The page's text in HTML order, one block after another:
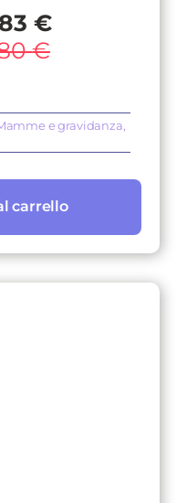
€
Il
prezzo
19,80 €.
€
Il
prezzo
16,83 €.
e gravidanza,
carrello